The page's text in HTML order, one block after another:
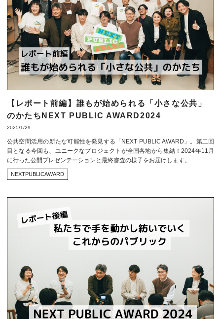
【レポート前編】誰もが始められる「小さな公共」
のかたちNEXT PUBLIC AWARD2024
2025/1/29
公共空間活用の新たな可能性を発見する「NEXT PUBLIC AWARD」。第二回
目となる今回も、ユニークなプロジェクトが全国各地から集結！2024年11月
に行った公開プレゼンテーションと最終審査の様子をお届けします。
NEXTPUBLICAWARD